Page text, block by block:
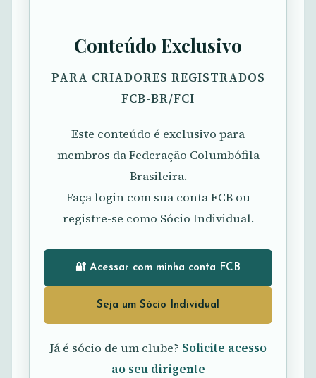
Conteúdo Exclusivo
PARA CRIADORES REGISTRADOS
FCB-BR/FCI
Este conteúdo é exclusivo para
membros da Federação Columbófila
Brasileira.
Faça login com sua conta FCB ou
registre-se como Sócio Individual.
🔐 Acessar com minha conta FCB
Seja um Sócio Individual
Já é sócio de um clube? Solicite acesso
ao seu dirigente